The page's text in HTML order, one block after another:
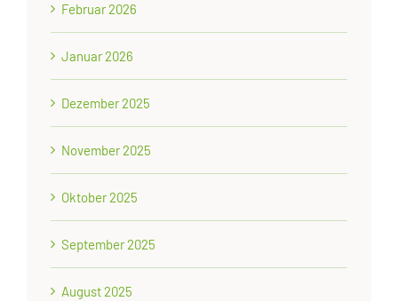
Februar 2026
Januar 2026
Dezember 2025
November 2025
Oktober 2025
September 2025
August 2025